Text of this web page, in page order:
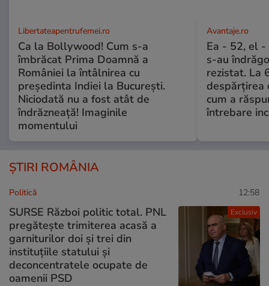
Libertateapentrufemei.ro
Ca la Bollywood! Cum s-a
îmbrăcat Prima Doamnă a
României la întâlnirea cu
președinta Indiei la București.
Niciodată nu a fost atât de
îndrăzneață! Imaginile
momentului
Avantaje.ro
Ea - 52, el -
s-au
rezistat. La
despărțirea
cum a
întrebare
ȘTIRI ROMÂNIA
Exclusiv
Politică 12:58
SURSE Război politic total. PNL
pregătește trimiterea acasă a
garniturilor doi și trei din
instituțiile statului și
deconcentratele ocupate de
oamenii PSD